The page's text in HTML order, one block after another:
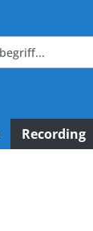
Recording